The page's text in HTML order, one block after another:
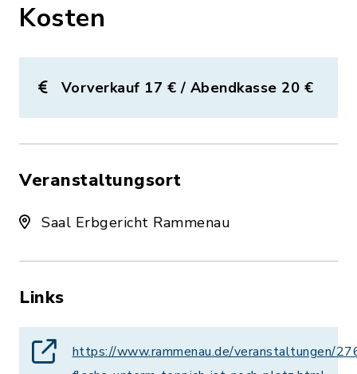
Kosten
Vorverkauf 17 € / Abendkasse 20 €
Veranstaltungsort
Saal Erbgericht Rammenau
Links
https://www.rammenau.de/veranstaltungen/